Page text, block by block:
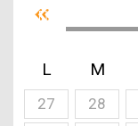
L M
27 28